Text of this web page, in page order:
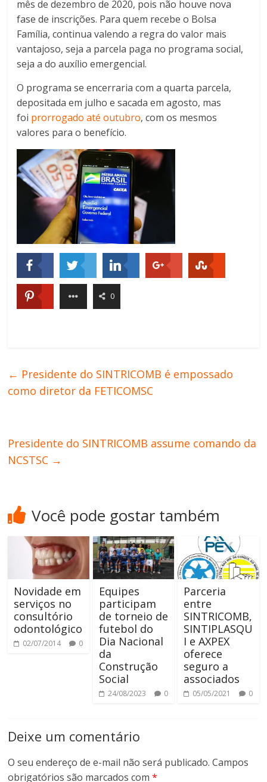
mês de dezembro de 2020, pois não houve nova
fase de inscrições. Para quem recebe o Bolsa
Família, continua valendo a regra do valor mais
vantajoso, seja a parcela paga no programa social,
seja a do auxílio emergencial.
O programa se encerraria com a quarta parcela,
depositada em julho e sacada em agosto, mas
foi prorrogado até outubro, com os mesmos
valores para o benefício.
0
← Presidente do SINTRICOMB é empossado
como diretor da FETICOMSC
Presidente do SINTRICOMB assume comando da
NCSTSC →
Você pode gostar também
Novidade em
serviços no
consultório
odontológico
02/07/2014 0
Equipes
participam
de torneio de
futebol do
Dia Nacional
da
Construção
Social
24/08/2023 0
Parceria
entre
SINTRICOMB,
SINTIPLASQU
I e AXPEX
oferece
seguro a
associados
05/05/2021 0
Deixe um comentário
O seu endereço de e-mail não será publicado. Campos
obrigatórios são marcados com*